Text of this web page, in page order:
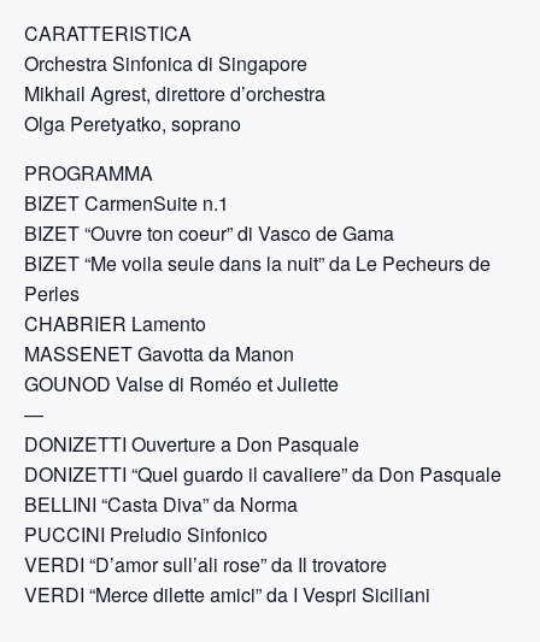
CARATTERISTICA
Orchestra Sinfonica di Singapore
Mikhail Agrest, direttore d’orchestra
Olga Peretyatko, soprano
PROGRAMMA
BIZET CarmenSuite n.1
BIZET “Ouvre ton coeur” di Vasco de Gama
BIZET “Me voila seule dans la nuit” da Le Pecheurs de
Perles
CHABRIER Lamento
MASSENET Gavotta da Manon
GOUNOD Valse di Roméo et Juliette
—
DONIZETTI Ouverture a Don Pasquale
DONIZETTI “Quel guardo il cavaliere” da Don Pasquale
BELLINI “Casta Diva” da Norma
PUCCINI Preludio Sinfonico
VERDI “D’amor sull’ali rose” da Il trovatore
VERDI “Merce dilette amici” da I Vespri Siciliani